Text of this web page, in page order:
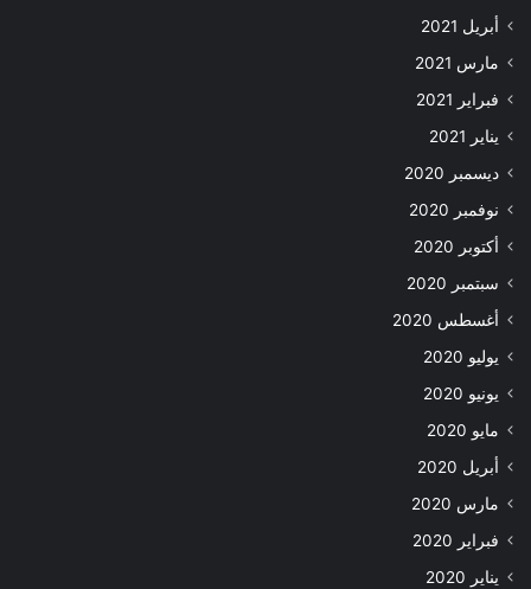
أبريل 2021
مارس 2021
فبراير 2021
يناير 2021
ديسمبر 2020
نوفمبر 2020
أكتوبر 2020
سبتمبر 2020
أغسطس 2020
يوليو 2020
يونيو 2020
مايو 2020
أبريل 2020
مارس 2020
فبراير 2020
يناير 2020